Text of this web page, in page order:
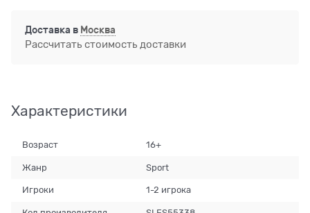
Доставка в Москва
Рассчитать стоимость доставки
Характеристики
Возраст 16+
Жанр Sport
Игроки 1-2 игрока